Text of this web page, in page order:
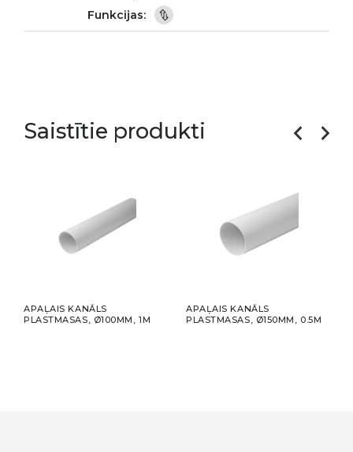
Saistītie produkti
APAĻAIS KANĀLS
PLASTMASAS, Ø100MM, 1M
APAĻAIS KANĀLS
PLASTMASAS, Ø150MM, 0.5M